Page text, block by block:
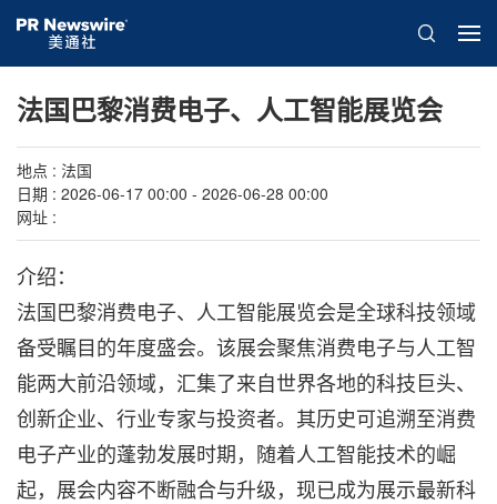
法国巴黎消费电子、人工智能展览会
地点 : 法国
日期 : 2026-06-17 00:00 - 2026-06-28 00:00
网址 :
介绍：
法国巴黎消费电子、人工智能展览会是全球科技领域
备受瞩目的年度盛会。该展会聚焦消费电子与人工智
能两大前沿领域，汇集了来自世界各地的科技巨头、
创新企业、行业专家与投资者。其历史可追溯至消费
电子产业的蓬勃发展时期，随着人工智能技术的崛
起，展会内容不断融合与升级，现已成为展示最新科